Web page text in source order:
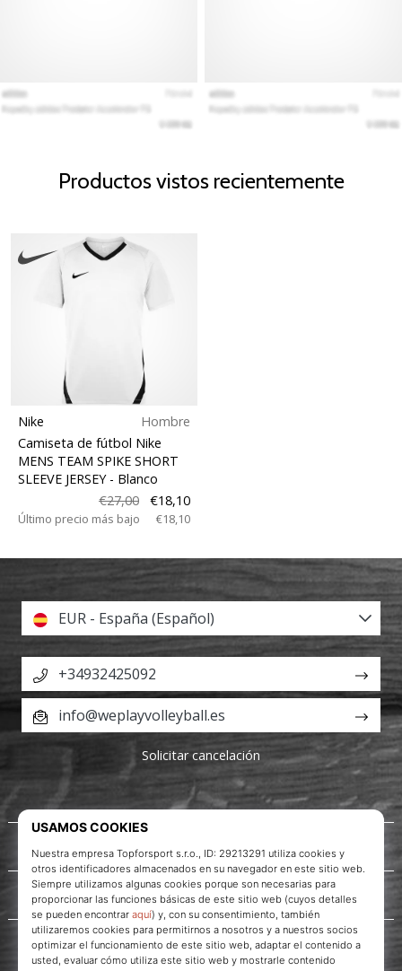
Productos vistos recientemente
Nike
Hombre
Camiseta de fútbol Nike
MENS TEAM SPIKE SHORT
SLEEVE JERSEY - Blanco
€27,00
€18,10
Último precio más bajo €18,10
Acerca de nosotros
Servicio al cliente
EUR - España (Español)
+34932425092
info@weplayvolleyball.es
Solicitar cancelación